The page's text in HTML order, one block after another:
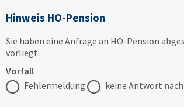
Hinweis HO-Pension
Sie haben eine Anfrage an HO-Pension
vorliegt:
Vorfall
Fehlermeldung
keine Antwort nach